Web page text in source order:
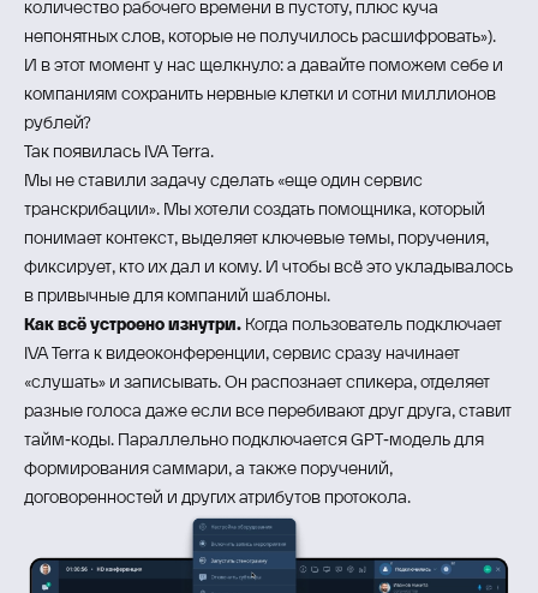
количество рабочего времени в пустоту, плюс куча
непонятных слов, которые не получилось расшифровать»).
И в этот момент у нас щелкнуло: а давайте поможем себе и
компаниям сохранить нервные клетки и сотни миллионов
рублей?
Так появилась IVA Terra.
Мы не ставили задачу сделать «еще один сервис
транскрибации». Мы хотели создать помощника, который
понимает контекст, выделяет ключевые темы, поручения,
фиксирует, кто их дал и кому. И чтобы всё это укладывалось
в привычные для компаний шаблоны.
Как всё устроено изнутри. Когда пользователь подключает
IVA Terra к видеоконференции, сервис сразу начинает
«слушать» и записывать. Он распознает спикера, отделяет
разные голоса даже если все перебивают друг друга, ставит
тайм‑коды. Параллельно подключается GPT‑модель для
формирования саммари, а также поручений,
договоренностей и других атрибутов протокола.